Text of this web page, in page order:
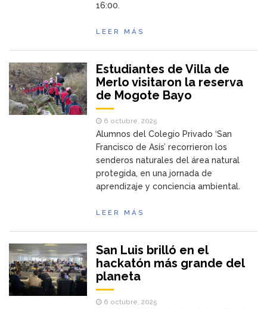
16:00.
LEER MÁS
Estudiantes de Villa de
Merlo visitaron la reserva
de Mogote Bayo
6 octubre, 2025
Alumnos del Colegio Privado ‘San
Francisco de Asís’ recorrieron los
senderos naturales del área natural
protegida, en una jornada de
aprendizaje y conciencia ambiental.
LEER MÁS
San Luis brilló en el
hackatón más grande del
planeta
6 octubre, 2025